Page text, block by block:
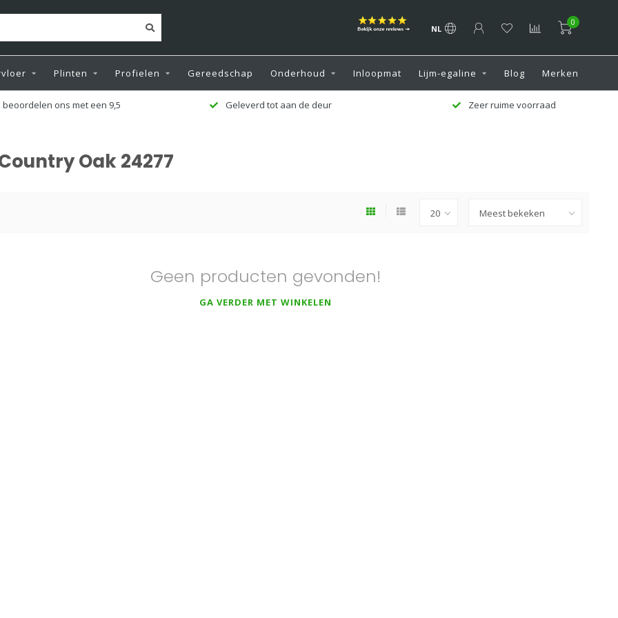
NL
0
Plinten Profielen Gereedschap Onderhoud Inloopmat Lijm-egaline Blog Merken
ons met een 9,5 Geleverd tot aan de deur Zeer ruime voorraad
Oak 24277
Geen producten gevonden!
GA VERDER MET WINKELEN